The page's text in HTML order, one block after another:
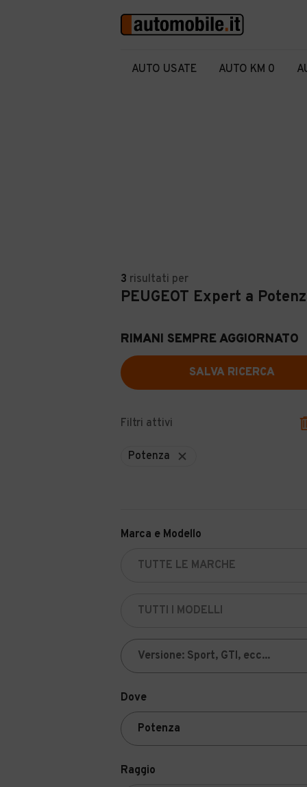
AUTO USATE AUTO KM 0
3 risultati per
PEUGEOT Expert a
RIMANI SEMPRE AGGIORNATO
SALVA RICERCA
Filtri attivi
Potenza
Marca e Modello
Dove
Raggio